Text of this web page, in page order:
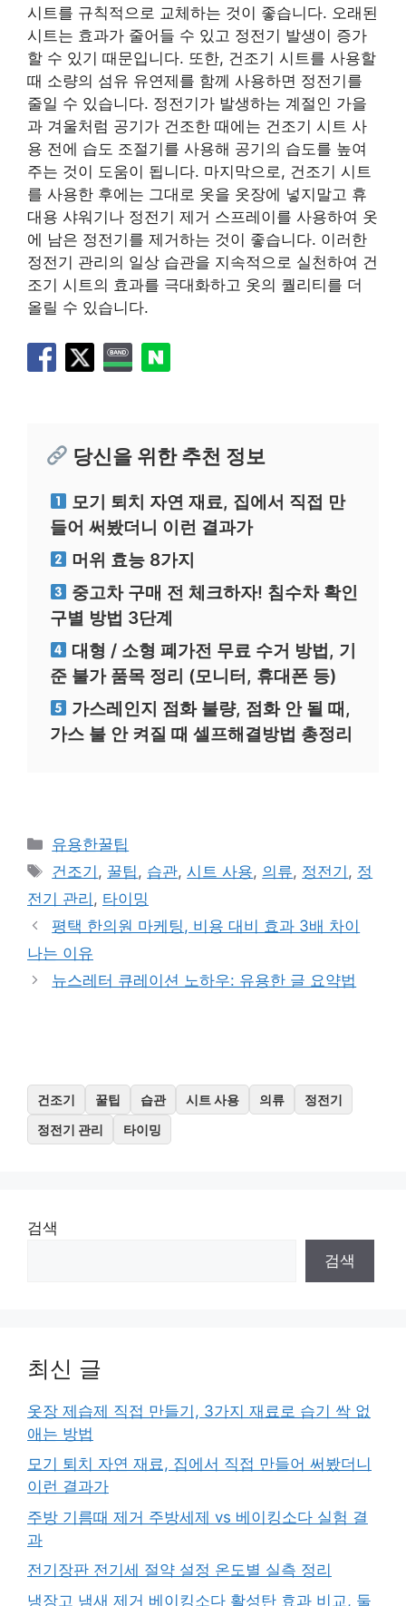
시트를 규칙적으로 교체하는 것이 좋습니다. 오래된
시트는 효과가 줄어들 수 있고 정전기 발생이 증가
할 수 있기 때문입니다. 또한, 건조기 시트를 사용할
때 소량의 섬유 유연제를 함께 사용하면 정전기를
줄일 수 있습니다. 정전기가 발생하는 계절인 가을
과 겨울처럼 공기가 건조한 때에는 건조기 시트 사
용 전에 습도 조절기를 사용해 공기의 습도를 높여
주는 것이 도움이 됩니다. 마지막으로, 건조기 시트
를 사용한 후에는 그대로 옷을 옷장에 넣지말고 휴
대용 샤워기나 정전기 제거 스프레이를 사용하여 옷
에 남은 정전기를 제거하는 것이 좋습니다. 이러한
정전기 관리의 일상 습관을 지속적으로 실천하여 건
조기 시트의 효과를 극대화하고 옷의 퀄리티를 더
올릴 수 있습니다.
당신을 위한 추천 정보
모기 퇴치 자연 재료, 집에서 직접 만
들어 써봤더니 이런 결과가
머위 효능 8가지
중고차 구매 전 체크하자! 침수차 확인
구별 방법 3단계
대형 / 소형 폐가전 무료 수거 방법, 기
준 불가 품목 정리 (모니터, 휴대폰 등)
가스레인지 점화 불량, 점화 안 될 때,
가스 불 안 켜질 때 셀프해결방법 총정리
카
테
리
유용한꿀팁
태
그
건조기 , 꿀팁 , 습관,시트 사용, 의류, 정전기 , 정
전기 관리 , 타이밍
평택 한의원 마케팅, 비용 대비 효과 3배 차이
나는 이유
뉴스레터 큐레이션 노하우: 유용한 글 요약법
건조기 꿀팁 습관 시트 사용 의류
정전기
정전기 관리
타이밍
검색
검색
최신 글
옷장 제습제 직접 만들기, 3가지 재료로 습기 싹 없
애는 방법
모기 퇴치 자연 재료, 집에서 직접 만들어 써봤더니
이런 결과가
주방 기름때 제거 주방세제 vs 베이킹소다 실험 결
과
전기장판 전기세 절약 설정 온도별 실측 정리
냉장고 냄새 제거 베이킹소다 활성탄 효과 비교, 둘